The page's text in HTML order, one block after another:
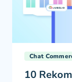
Chat
10